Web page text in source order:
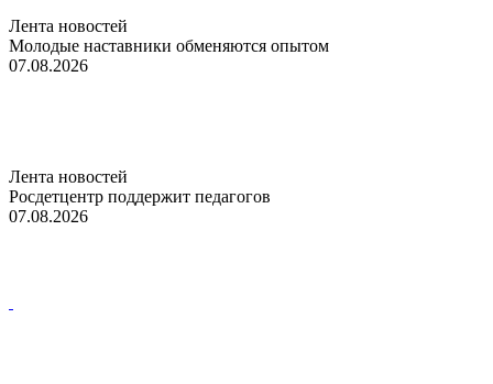
Лента новостей
Молодые наставники обменяются опытом
07.08.2026
Лента новостей
Росдетцентр поддержит педагогов
07.08.2026